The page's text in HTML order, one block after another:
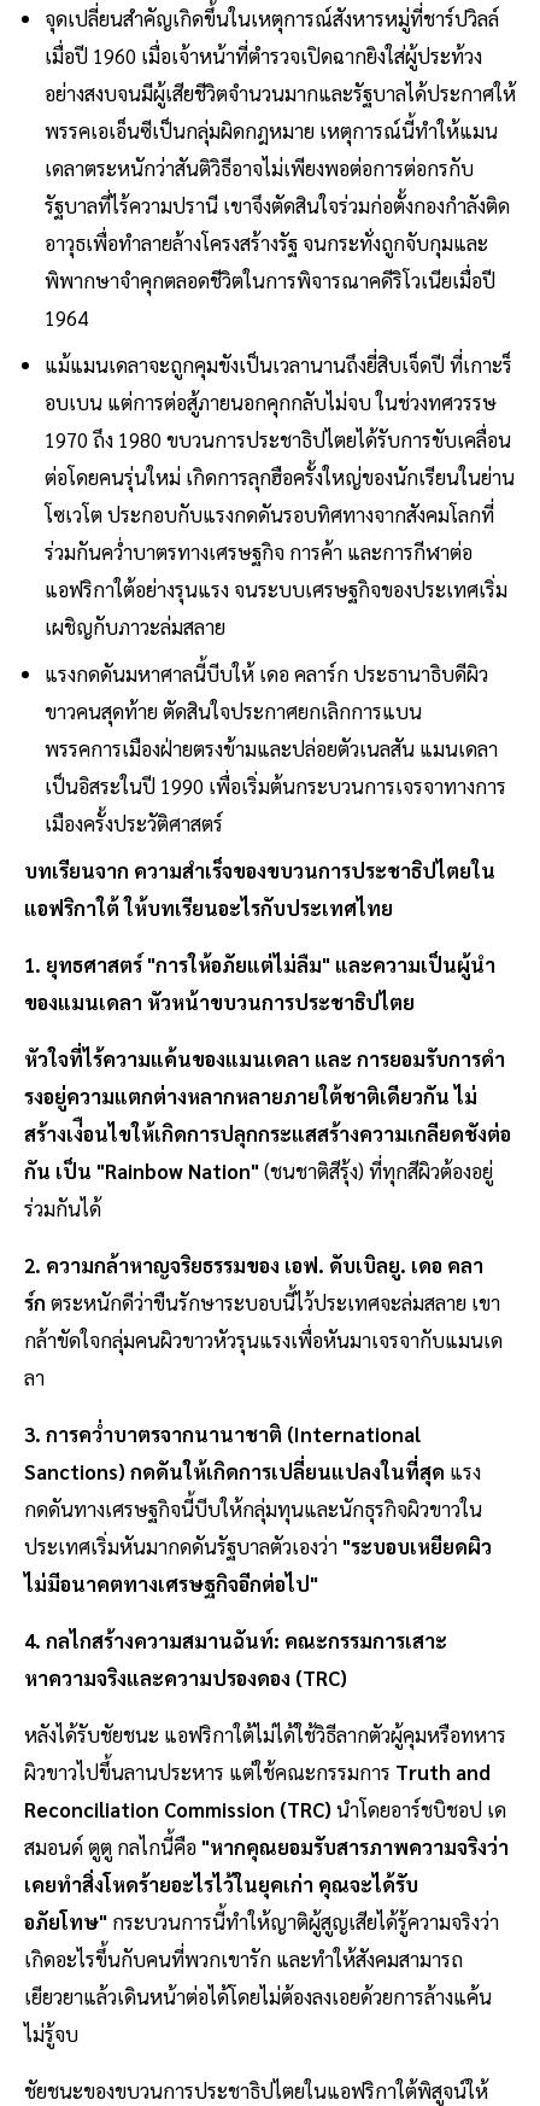
จุดเปลี่ยนสําคัญเกิดขึ้นในเหตุการณ์สังหารหมู่ที่ชาร์ปวิลล์
เมื่อปี 1960 เมื่อเจ้าหน้าที่ตํารวจเปิดฉากยิงใส่ผู้ประท้วง
อย่างสงบจนมีผู้เสียชีวิตจํานวนมากและรัฐบาลได้ประกาศให้
พรรคเอเอ็นซีเป็นกลุ่มผิดกฎหมาย เหตุการณ์นี้ทําให้แมน
เดลาตระหนักว่าสันติวิธีอาจไม่เพียงพอต่อการต่อกรกับ
รัฐบาลที่ไร้ความปรานี เขาจึงตัดสินใจร่วมก่อตั้งกองกําลังติด
อาวุธเพื่อทําลายล้างโครงสร้างรัฐ จนกระทั่งถูกจับกุมและ
พิพากษาจําคุกตลอดชีวิตในการพิจารณาคดีริโวเนียเมื่อปี
1964
แม้แมนเดลาจะถูกคุมขังเป็นเวลานานถึงยี่สิบเจ็ดปี ที่เกาะร็
อบเบน แต่การต่อสู้ภายนอกคุกกลับไม่จบ ในช่วงทศวรรษ
1970 ถึง 1980 ขบวนการประชาธิปไตยได้รับการขับเคลื่อน
ต่อโดยคนรุ่นใหม่ เกิดการลุกฮือครั้งใหญ่ของนักเรียนในย่าน
โซเวโต ประกอบกับแรงกดดันรอบทิศทางจากสังคมโลกที่
ร่วมกันควํ่าบาตรทางเศรษฐกิจ การค้า และการกีฬาต่อ
แอฟริกาใต้อย่างรุนแรง จนระบบเศรษฐกิจของประเทศเริ่ม
เผชิญกับภาวะล่มสลาย
แรงกดดันมหาศาลนี้บีบให้ เดอ คลาร์ก ประธานาธิบดีผิว
ขาวคนสุดท้าย ตัดสินใจประกาศยกเลิกการแบน
พรรคการเมืองฝ่ายตรงข้ามและปล่อยตัวเนลสัน แมนเดลา
เป็นอิสระในปี 1990 เพื่อเริ่มต้นกระบวนการเจรจาทางการ
เมืองครั้งประวัติศาสตร์
บทเรียนจาก ความสําเร็จของขบวนการประชาธิปไตยใน
แอฟริกาใต้ ให้บทเรียนอะไรกับประเทศไทย
1. ยุทธศาสตร์ "การให้อภัยแต่ไม่ลืม" และความเป็นผู้นํา
ของแมนเดลา หัวหน้าขบวนการประชาธิปไตย
หัวใจที่ไร้ความแค้นของแมนเดลา และ การยอมรับการดํา
รงอยู่ความแตกต่างหลากหลายภายใต้ชาติเดียวกัน ไม่
สร้างเง่ือนไขให้เกิดการปลุกกระแสสร้างความเกลียดชังต่อ
กัน เป็น "Rainbow Nation"(ชนชาติสีรุ้ง) ที่ทุกสีผิวต้องอยู่
ร่วมกันได้
2. ความกล้าหาญจริยธรรมของ เอฟ. ดับเบิลยู. เดอ คลา
ร์ก ตระหนักดีว่าขืนรักษาระบอบนี้ไว้ประเทศจะล่มสลาย เขา
กล้าขัดใจกลุ่มคนผิวขาวหัวรุนแรงเพื่อหันมาเจรจากับแมนเด
ลา
3. การควํ่าบาตรจากนานาชาติ (International
Sanctions) กดดันให้เกิดการเปลี่ยนแปลงในที่สุด แรง
กดดันทางเศรษฐกิจนี้บีบให้กลุ่มทุนและนักธุรกิจผิวขาวใน
ประเทศเริ่มหันมากดดันรัฐบาลตัวเองว่า "ระบอบเหยียดผิว
ไม่มีอนาคตทางเศรษฐกิจอีกต่อไป"
4. กลไกสร้างความสมานฉันท์: คณะกรรมการเสาะ
หาความจริงและความปรองดอง (TRC)
หลังได้รับชัยชนะ แอฟริกาใต้ไม่ได้ใช้วิธีลากตัวผู้คุมหรือทหาร
ผิวขาวไปขึ้นลานประหาร แต่ใช้คณะกรรมการ Truth and
Reconciliation Commission (TRC) นําโดยอาร์ชบิชอป เด
สมอนด์ ตูตู กลไกนี้คือ "หากคุณยอมรับสารภาพความจริงว่า
เคยทําสิ่งโหดร้ายอะไรไว้ในยุคเก่า คุณจะได้รับ
อภัยโทษ" กระบวนการนี้ทําให้ญาติผู้สูญเสียได้รู้ความจริงว่า
เกิดอะไรขึ้นกับคนที่พวกเขารัก และทําให้สังคมสามารถ
เยียวยาแล้วเดินหน้าต่อได้โดยไม่ต้องลงเอยด้วยการล้างแค้น
ไม่รู้จบ
ชัยชนะของขบวนการประชาธิปไตยในแอฟริกาใต้พิสูจน์ให้